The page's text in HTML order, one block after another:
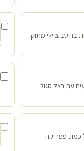
ברוטב צ'ילי מתוק
עם בצל סגול
כמון, פפריקה